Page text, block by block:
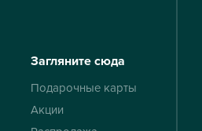
Загляните сюда
Подарочные карты
Акции